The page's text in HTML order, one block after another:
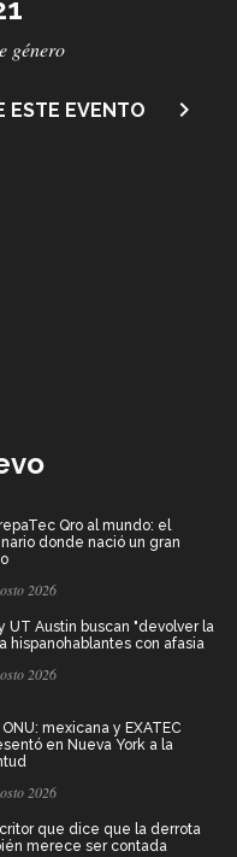
género
ESTE EVENTO navigate_next
Qro al mundo: el
donde nació un gran
2026
UT Austin buscan "devolver la
hispanohablantes con afasia
2026
ONU: mexicana y EXATEC
en Nueva York a la
2026
que dice que la derrota
merece ser contada